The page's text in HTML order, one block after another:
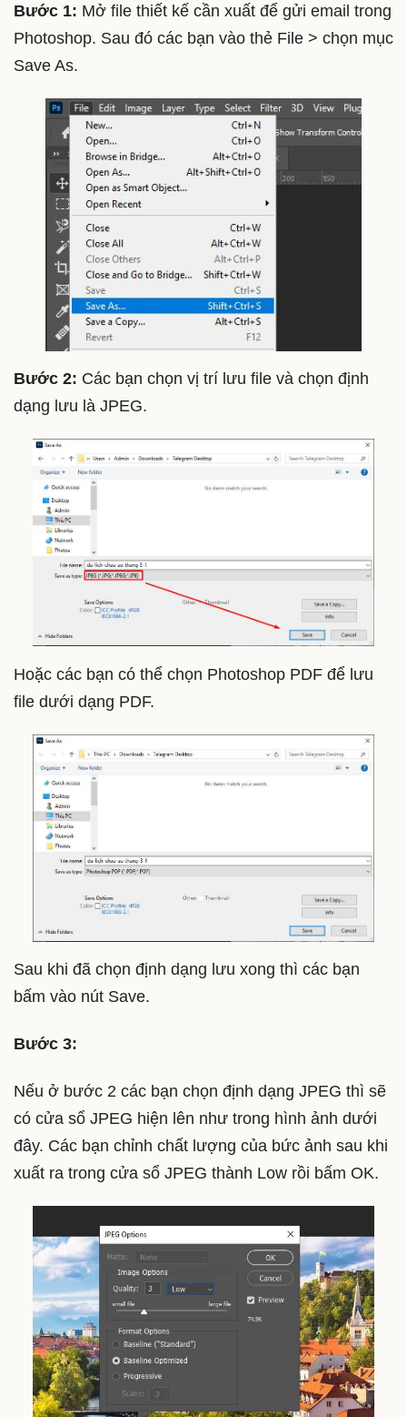
Bước 1: Mở file thiết kế cần xuất để gửi email trong
Photoshop. Sau đó các bạn vào thẻ File > chọn mục
Save As.
Bước 2: Các bạn chọn vị trí lưu file và chọn định
dạng lưu là JPEG.
Hoặc các bạn có thể chọn Photoshop PDF để lưu
file dưới dạng PDF.
Sau khi đã chọn định dạng lưu xong thì các bạn
bấm vào nút Save.
Bước 3:
Nếu ở bước 2 các bạn chọn định dạng JPEG thì sẽ
có cửa sổ JPEG hiện lên như trong hình ảnh dưới
đây. Các bạn chỉnh chất lượng của bức ảnh sau khi
xuất ra trong cửa sổ JPEG thành Low rồi bấm OK.